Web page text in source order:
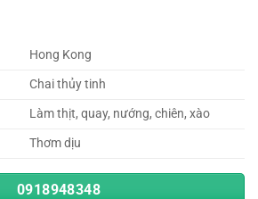
Hong Kong
Chai thủy tinh
Làm thịt, quay, nướng, chiên, xào
Thơm dịu
0918948348